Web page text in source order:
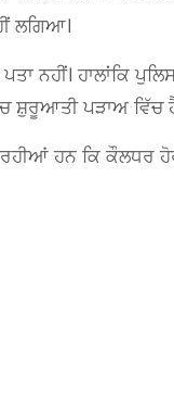
ਲਗਿਆ।
ਨਹੀਂ। ਹਾਲਾਂਕਿ
ਸ਼ੁਰੂਆਤੀ ਪੜਾਅ ਵਿੱਚ
ਹਨ ਕਿ ਕੌਲਧਰ ਹੋਰ